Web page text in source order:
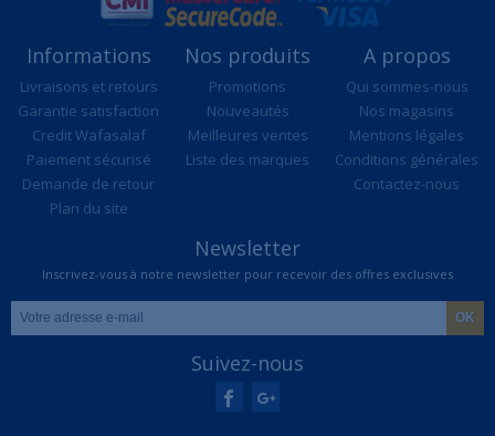
Informations
Livraisons et retours
Garantie satisfaction
Credit Wafasalaf
Paiement sécurisé
Demande de retour
Plan du site
Nos produits
Promotions
Nouveautés
Meilleures ventes
Liste des marques
A propos
Qui sommes-nous
Nos magasins
Mentions légales
Conditions générales
Contactez-nous
Newsletter
Inscrivez-vous à notre newsletter pour recevoir des offres exclusives
Suivez-nous